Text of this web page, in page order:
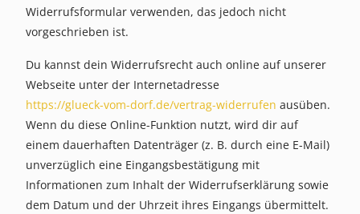
Warenkorb
(0)
Suche
Widerrufsformular verwenden, das jedoch nicht
vorgeschrieben ist.
Du kannst dein Widerrufsrecht auch online auf unserer
Webseite unter der Internetadresse
https://glueck-vom-dorf.de/vertrag-widerrufen ausüben.
Wenn du diese Online-Funktion nutzt, wird dir auf
einem dauerhaften Datenträger (z. B. durch eine E-Mail)
unverzüglich eine Eingangsbestätigung mit
Informationen zum Inhalt der Widerrufserklärung sowie
dem Datum und der Uhrzeit ihres Eingangs übermittelt.